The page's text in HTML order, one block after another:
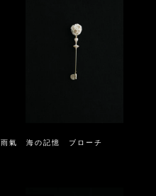
雨氣 海の記憶 ブローチ